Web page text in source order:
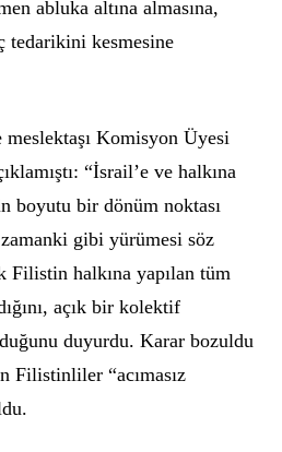
abluka altına almasına,
tedarikini kesmesine
meslektaşı Komisyon Üyesi
“İsrail’e ve halkına
boyutu bir dönüm noktası
gibi yürümesi söz
Filistin halkına yapılan tüm
açık bir kolektif
duyurdu. Karar bozuldu
Filistinliler “acımasız